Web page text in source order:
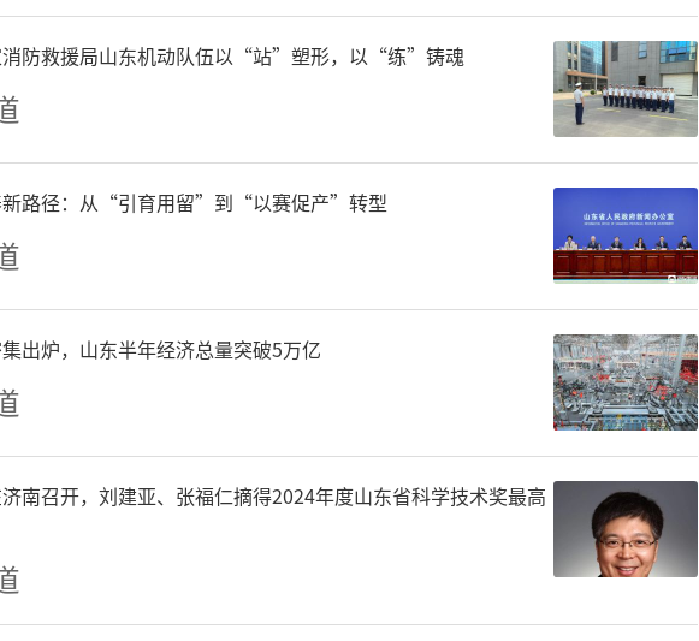
持久追求色彩的纯粹效果达到了一
，这种极致性直击我们的神经元，引
荡。在有些画面中，玫红是支配性
面它只是点缀性的，但只要看过一眼
色彩就像幽灵一般萦绕不去，它们在
或逃逸，有激情也有诗意，独辟一个
，同济大学人文学院教授、博
消防救援局山东机动队伍以“站”塑形，以“练”铸魂
新路径：从“引育用留”到“以赛促产”转型
出炉，山东半年经济总量突破5万亿
南召开，刘建亚、张福仁摘得2024年度山东省科学技术奖最高